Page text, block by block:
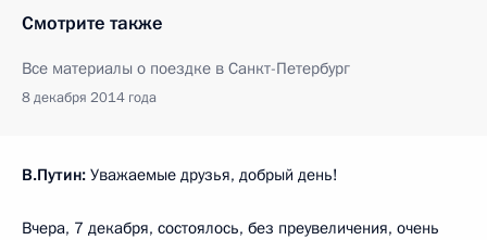
Смотрите также
Все материалы о поездке в Санкт-Петербург
8 декабря 2014 года
В.Путин: Уважаемые друзья, добрый день!
Вчера, 7 декабря, состоялось, без преувеличения, очень